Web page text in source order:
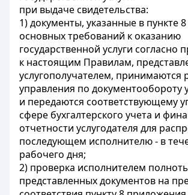
при выдаче свидетельства:
1) документы, указанные в пункте
основных требований к оказанию
государственной услуги согласно
к настоящим Правилам,
услугополучателем, принимаются
управления по документообороту
и передаются соответствующему
сфере бухгалтерского учета и
отчетности услугодателя для
последующем исполнителю - в
рабочего дня;
2) проверка исполнителем
представленных документов на